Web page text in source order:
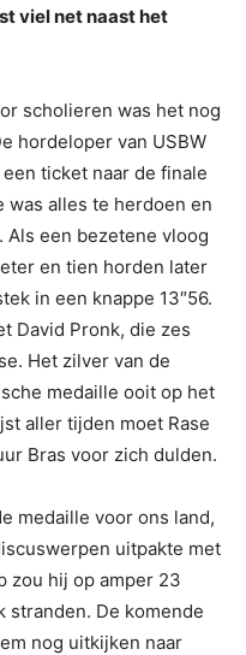
viel net naast het
scholieren was het nog
hordeloper van USBW
ticket naar de finale
was alles te herdoen en
Als een bezetene vloog
en tien horden later
in een knappe 13″56.
David Pronk, die zes
Het zilver van de
medaille ooit op het
aller tijden moet Rase
Bras voor zich dulden.
medaille voor ons land,
uitpakte met
zou hij op amper 23
stranden. De komende
nog uitkijken naar